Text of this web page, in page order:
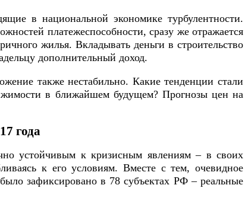
в национальной экономике турбулентности.
платежеспособности, сразу же отражается
жилья. Вкладывать деньги в строительство
дополнительный доход.
также нестабильно. Какие тенденции стали
в ближайшем будущем? Прогнозы цен на
года
устойчивым к кризисным явлениям – в своих
к его условиям. Вместе с тем, очевидное
зафиксировано в 78 субъектах РФ – реальные